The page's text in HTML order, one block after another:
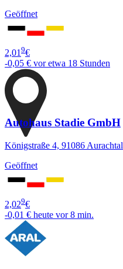
Geöffnet
2,019€
-0,05 € vor etwa 18 Stunden
Autohaus Stadie GmbH
Königstraße 4, 91086 Aurachtal
Geöffnet
2,029€
-0,01 € heute vor 8 min.